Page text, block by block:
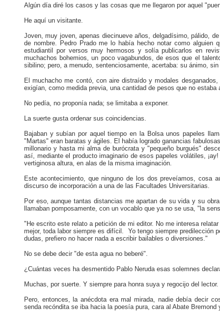
Algún día diré los casos y las cosas que me llegaron por aquel
He aquí un visitante.
Joven, muy joven, apenas diecinueve años, delgadísimo, pálido,
de nombre. Pedro Prado me lo había hecho notar como alguien
estudiantil por versos muy hermosos y solía publicarlos en
muchachos bohemios, un poco vagabundos, de esos que el
sibilino; pero, a menudo, sentenciosamente, acertaba: su ánimo,
El muchacho me contó, con aire distraído y modales
exigían, como medida previa, una cantidad de pesos que no estaba
No pedía, no proponía nada; se limitaba a exponer.
La suerte gusta ordenar sus coincidencias.
Bajaban y subían por aquel tiempo en la Bolsa unos papeles
"Martas" eran baratas y ágiles. El había logrado ganancias
millonario y hasta mi alma de burócrata y "pequeño burgués"
así, mediante el producto imaginario de esos papeles volátiles,
vertiginosa altura, en alas de la misma imaginación.
Este acontecimiento, que ninguno de los dos preveíamos, cosa
discurso de incorporación a una de las Facultades Universitarias.
Por eso, aunque tantas distancias me apartan de su vida y su
llamaban pomposamente, con un vocablo que ya no se usa, "la
"He escrito este relato a petición de mi editor. No me interesa
mejor, toda labor siempre es difícil. Yo tengo siempre predilección
dudas, prefiero no hacer nada a escribir bailables o diversiones."
No se debe decir "de esta agua no beberé".
¿Cuántas veces ha desmentido Pablo Neruda esas solemnes
Muchas, por suerte. Y siempre para honra suya y regocijo del lector.
Pero, entonces, la anécdota era mal mirada, nadie debía decir
senda recóndita se iba hacia la poesía pura, cara al Abate